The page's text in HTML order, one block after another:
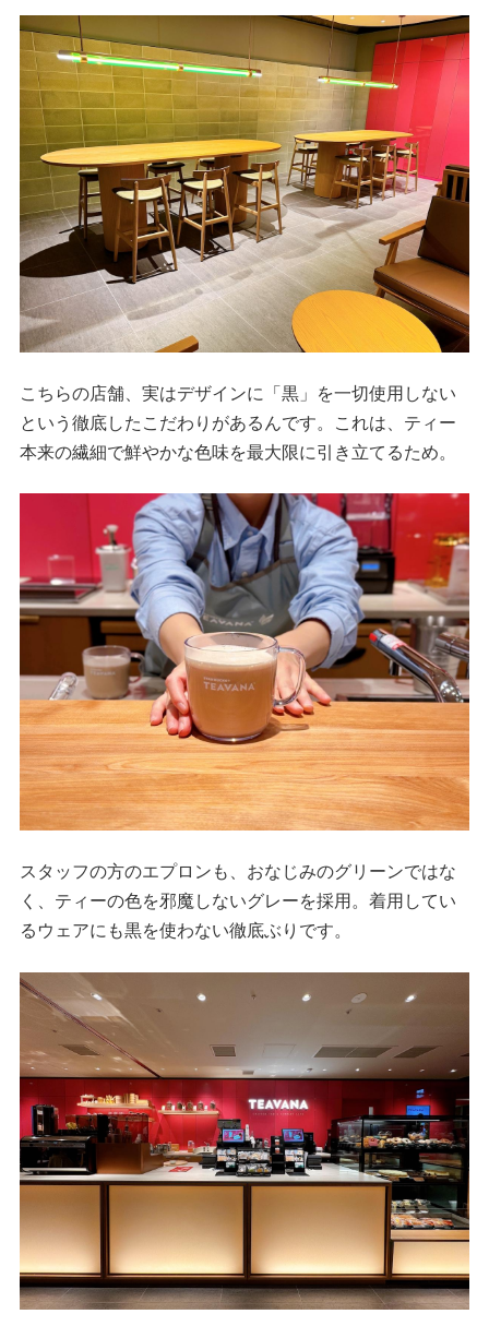
こちらの店舗、実はデザインに「黒」を一切使用しない
という徹底したこだわりがあるんです。これは、ティー
本来の繊細で鮮やかな色味を最大限に引き立てるため。
スタッフの方のエプロンも、おなじみのグリーンではな
く、ティーの色を邪魔しないグレーを採用。着用してい
るウェアにも黒を使わない徹底ぶりです。